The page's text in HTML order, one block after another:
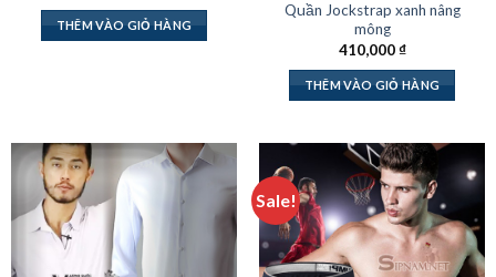
THÊM VÀO GIỎ HÀNG
Quần Jockstrap xanh nâng
mông
410,000₫
THÊM VÀO GIỎ HÀNG
Sale!